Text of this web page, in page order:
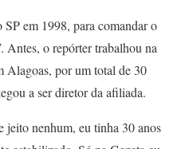
em 1998, para comandar o
Antes, o repórter trabalhou na
Alagoas, por um total de 30
a ser diretor da afiliada.
jeito nenhum, eu tinha 30 anos